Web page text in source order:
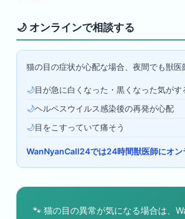
🌙 オンラインで相談する
猫の目の症状が心配な場合、夜間でも獣医
🌙目が急に白くなった・黒くなった気がす
🌙ヘルペスウイルス感染後の再発が心配
🌙目をこすっていて痛そう
WanNyanCall24では24時間獣医師にオン
🐾 猫の目の異常が気になる場合は、